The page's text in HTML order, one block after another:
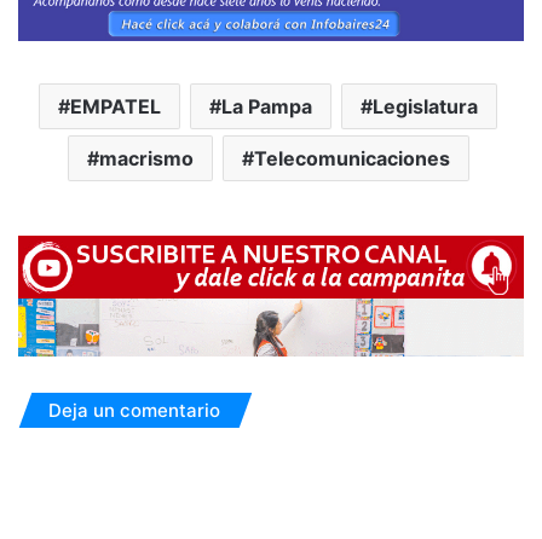
EMPATEL La Pampa Legislatura
macrismo Telecomunicaciones
Deja un comentario